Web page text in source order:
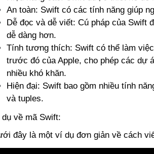
An toàn: Swift có các tính năng giúp
Dễ đọc và dễ viết: Cú pháp của Swift
dễ dàng hơn.
Tính tương thích: Swift có thể làm
trước đó của Apple, cho phép các dự
nhiều khó khăn.
Hiện đại: Swift bao gồm nhiều tính
và tuples.
về mã Swift:
đây là một ví dụ đơn giản về cách